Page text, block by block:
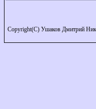
Copyright(C) Ушаков Дмитрий